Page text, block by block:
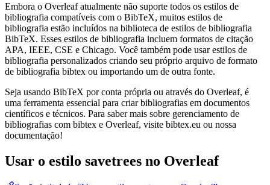
Embora o Overleaf atualmente não suporte todos os estilos de
bibliografia compatíveis com o BibTeX, muitos estilos de
bibliografia estão incluídos na biblioteca de estilos de bibliografia
BibTeX. Esses estilos de bibliografia incluem formatos de citação
APA, IEEE, CSE e Chicago. Você também pode usar estilos de
bibliografia personalizados criando seu próprio arquivo de formato
de bibliografia bibtex ou importando um de outra fonte.
Seja usando BibTeX por conta própria ou através do Overleaf, é
uma ferramenta essencial para criar bibliografias em documentos
científicos e técnicos. Para saber mais sobre gerenciamento de
bibliografias com bibtex e Overleaf, visite bibtex.eu ou nossa
documentação!
Usar o estilo savetrees no Overleaf